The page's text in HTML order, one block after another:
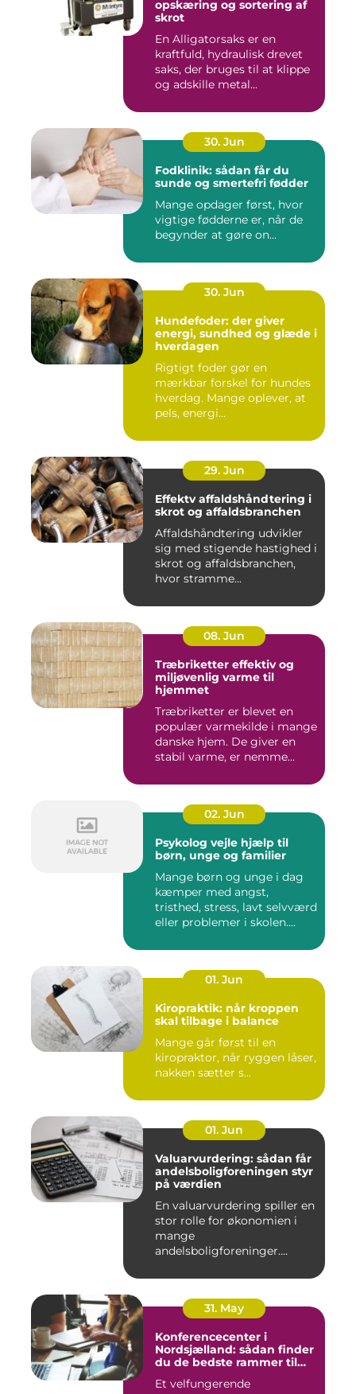
opskæring og sortering af
skrot
En Alligatorsaks er en
kraftfuld, hydraulisk drevet
saks, der bruges til at klippe
og adskille metal...
30. Jun
Fodklinik: sådan får du
sunde og smertefri fødder
Mange opdager først, hvor
vigtige fødderne er, når de
begynder at gøre on...
30. Jun
Hundefoder: der giver
energi, sundhed og glæde i
hverdagen
Rigtigt foder gør en
mærkbar forskel for hundes
hverdag. Mange oplever, at
pels, energi...
29. Jun
Effektv affaldshåndtering i
skrot og affaldsbranchen
Affaldshåndtering udvikler
sig med stigende hastighed i
skrot og affaldsbranchen,
hvor stramme...
08. Jun
Træbriketter effektiv og
miljøvenlig varme til
hjemmet
Træbriketter er blevet en
populær varmekilde i mange
danske hjem. De giver en
stabil varme, er nemme...
02. Jun
Psykolog vejle hjælp til
børn, unge og familier
Mange børn og unge i dag
kæmper med angst,
tristhed, stress, lavt selvværd
eller problemer i skolen....
01. Jun
Kiropraktik: når kroppen
skal tilbage i balance
Mange går først til en
kiropraktor, når ryggen låser,
nakken sætter s...
01. Jun
Valuarvurdering: sådan får
andelsboligforeningen styr
på værdien
En valuarvurdering spiller en
stor rolle for økonomien i
mange
andelsboligforeninger.
31. May
Konferencecenter i
Nordsjælland: sådan finder
du de bedste rammer til
Et velfungerende